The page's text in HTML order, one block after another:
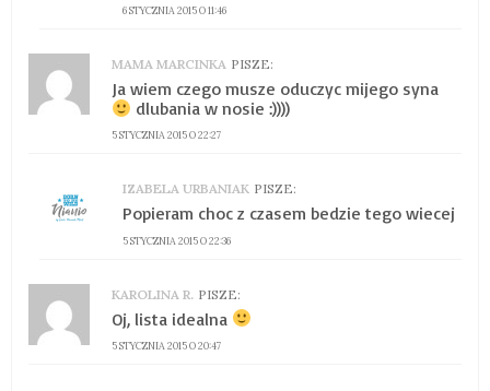
6 STYCZNIA 2015 O 11:46
MAMA MARCINKA PISZE:
5 STYCZNIA 2015 O 22:27
Ja wiem czego musze oduczyc mijego syna
dlubania w nosie :))))
IZABELA URBANIAK PISZE:
5 STYCZNIA 2015 O 22:36
Popieram choc z czasem bedzie tego wiecej
KAROLINA R. PISZE:
5 STYCZNIA 2015 O 20:47
Oj, lista idealna